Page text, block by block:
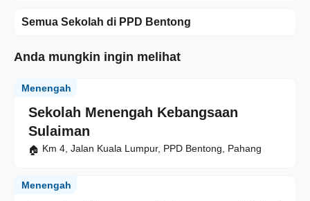
Semua Sekolah di PPD Bentong
Anda mungkin ingin melihat
Sekolah Menengah Kebangsaan
Sulaiman
Menengah
Km 4, Jalan Kuala Lumpur, PPD Bentong, Pahang
Menengah